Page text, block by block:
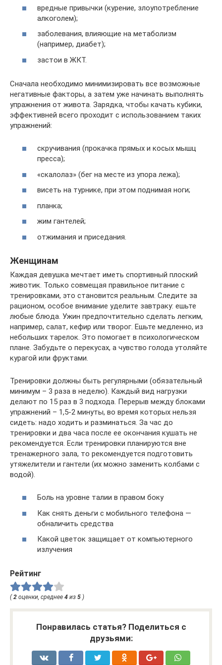
вредные привычки (курение, злоупотребление
алкоголем);
заболевания, влияющие на метаболизм
(например, диабет);
застои в ЖКТ.
Сначала необходимо минимизировать все возможные
негативные факторы, а затем уже начинать выполнять
упражнения от живота. Зарядка, чтобы качать кубики,
эффективней всего проходит с использованием таких
упражнений:
скручивания (прокачка прямых и косых мышц
пресса);
«скалолаз» (бег на месте из упора лежа);
висеть на турнике, при этом поднимая ноги;
планка;
жим гантелей;
отжимания и приседания.
Женщинам
Каждая девушка мечтает иметь спортивный плоский
животик. Только совмещая правильное питание с
тренировками, это становится реальным. Следите за
рационом, особое внимание уделите завтраку: ешьте
любые блюда. Ужин предпочтительно сделать легким,
например, салат, кефир или творог. Ешьте медленно, из
небольших тарелок. Это помогает в психологическом
плане. Забудьте о перекусах, а чувство голода утоляйте
курагой или фруктами.
Тренировки должны быть регулярными (обязательный
минимум – 3 раза в неделю). Каждый вид нагрузки
делают по 15 раз в 3 подхода. Перерыв между блоками
упражнений – 1,5-2 минуты, во время которых нельзя
сидеть: надо ходить и разминаться. За час до
тренировки и два часа после ее окончания кушать не
рекомендуется. Если тренировки планируются вне
тренажерного зала, то рекомендуется подготовить
утяжелители и гантели (их можно заменить колбами с
водой).
Боль на уровне талии в правом боку
Как снять деньги с мобильного телефона —
обналичить средства
Какой цветок защищает от компьютерного
излучения
Рейтинг
(2 оценки, среднее 4 из 5 )
Понравилась статья? Поделиться с
друзьями: